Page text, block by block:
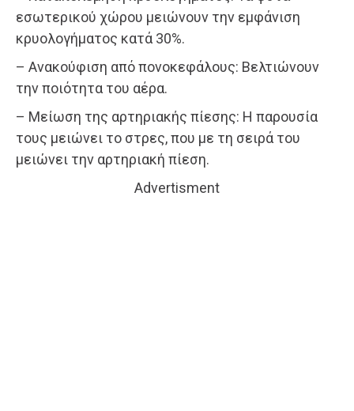
εσωτερικού χώρου μειώνουν την εμφάνιση
κρυολογήματος κατά 30%.
– Ανακούφιση από πονοκεφάλους: Βελτιώνουν
την ποιότητα του αέρα.
– Μείωση της αρτηριακής πίεσης: Η παρουσία
τους μειώνει το στρες, που με τη σειρά του
μειώνει την αρτηριακή πίεση.
Advertisment